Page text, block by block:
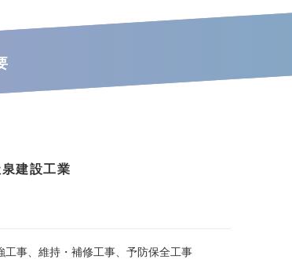
建設工業
工事、維持・補修工事、予防保全工事